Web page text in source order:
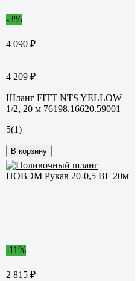
-3%
4 090 ₽
4 209 ₽
Шланг FITT NTS YELLOW
1/2, 20 м 76198.16620.59001
5(1)
В корзину
-11%
2 815 ₽